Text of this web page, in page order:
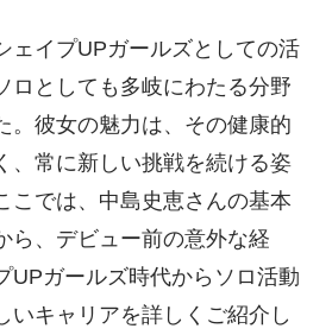
ェイプUPガールズとしての活
ロとしても多岐にわたる分野
。彼女の魅力は、その健康的
、常に新しい挑戦を続ける姿
こでは、中島史恵さんの基本
ら、デビュー前の意外な経
UPガールズ時代からソロ活動
いキャリアを詳しくご紹介し